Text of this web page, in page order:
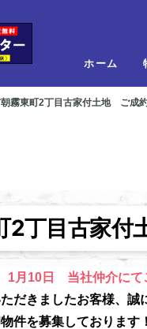
ホーム
霧東町2丁目古家付土地 ご成
2丁目古家
月10日 当社仲介にて
だきましたお客様、誠
件を募集しております